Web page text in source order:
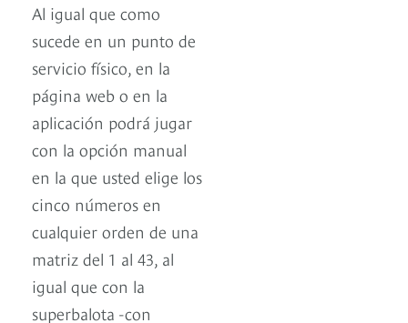
Al igual que como
sucede en un punto de
servicio físico, en la
página web o en la
aplicación podrá jugar
con la opción manual
en la que usted elige los
cinco números en
cualquier orden de una
matriz del 1 al 43, al
igual que con la
superbalota -con